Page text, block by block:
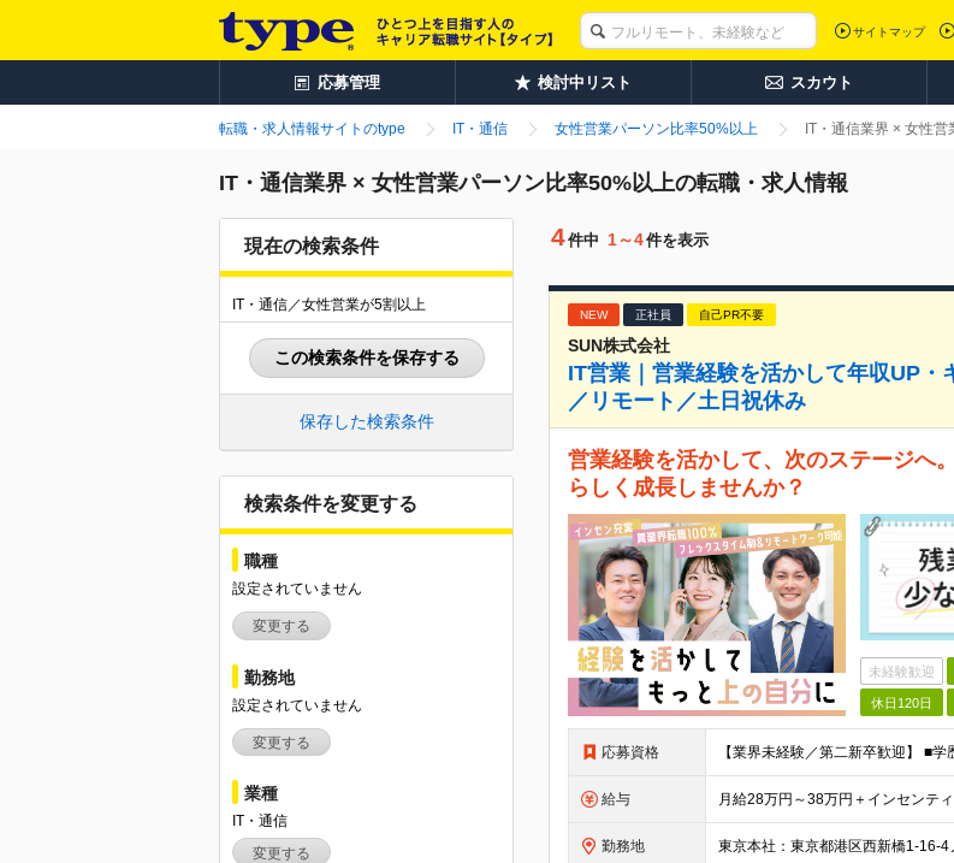
サイトマップ
応募管理 検討中リスト スカウト
転職・求人情報サイトのtype IT・通信 女性営業パーソン比率50%以上 IT・通信業界 × 女性
IT・通信業界 × 女性営業パーソン比率50%以上の転職・求人情報
現在の検索条件
IT・通信／女性営業が5割以上
この検索条件を保存する
保存した検索条件
検索条件を変更する
職種
設定されていません
変更する
勤務地
設定されていません
変更する
業種
IT・通信
変更する
4件中 1～4件を表示
NEW 正社員 自己PR不要
SUN株式会社
IT営業｜営業経験を活かして年収UP
／リモート／土日祝休み
営業経験を活かして、次のステージへ
らしく成長しませんか？
未経験歓迎
休日120日
応募資格
給与
勤務地